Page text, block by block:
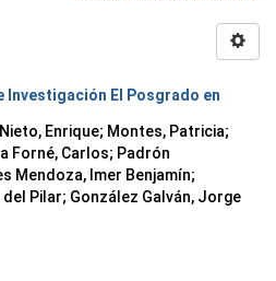
Investigación El Posgrado en
Enrique; Montes, Patricia;
Forné, Carlos; Padrón
Mendoza, Imer Benjamín;
Pilar; González Galván, Jorge